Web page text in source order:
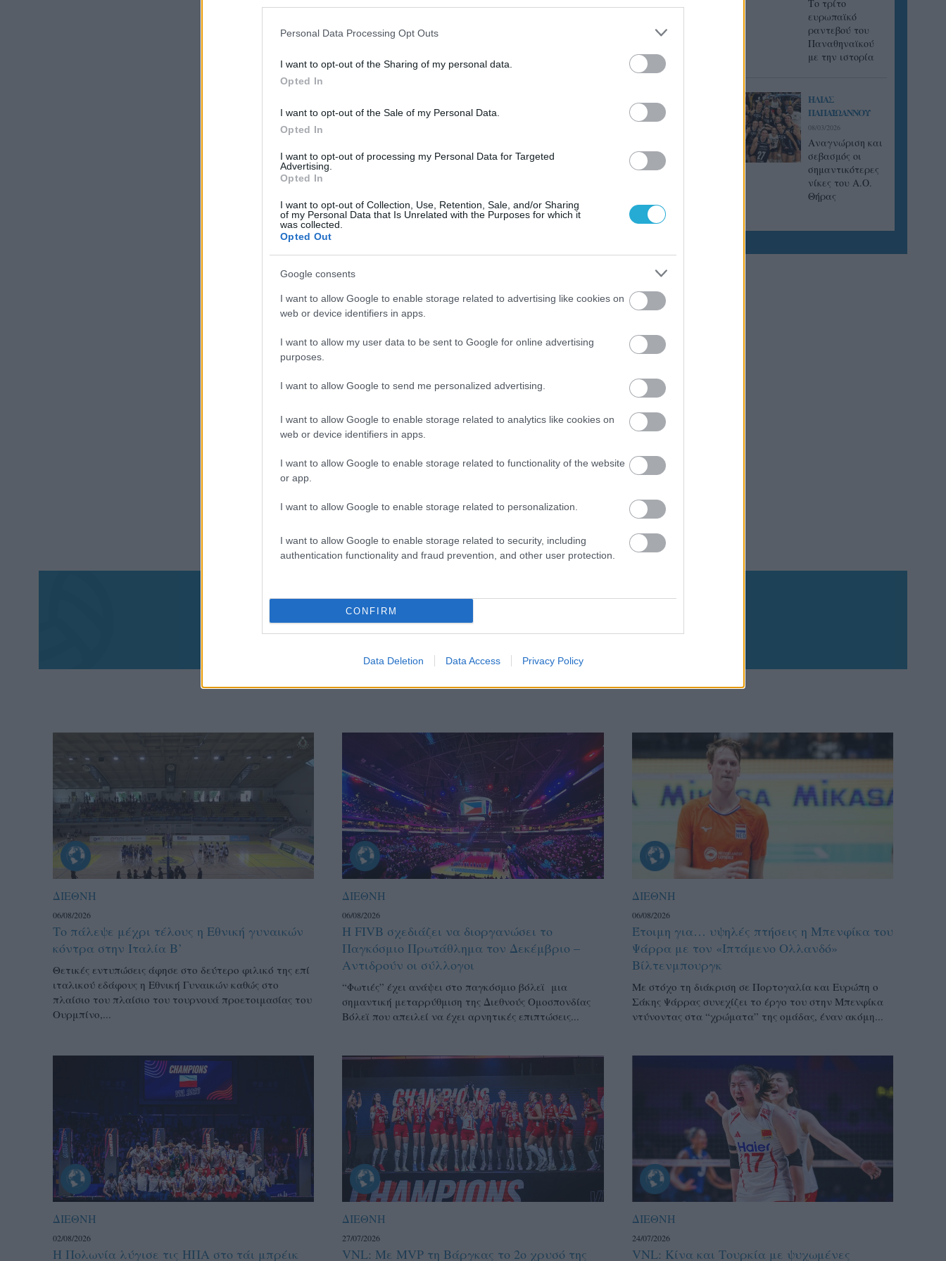
Personal Data Processing Opt Outs
I want to opt-out of the Sharing of my personal data.
Opted In
I want to opt-out of the Sale of my Personal Data.
Opted In
I want to opt-out of processing my Personal Data for Targeted
Advertising.
Opted In
I want to opt-out of Collection, Use, Retention, Sale, and/or Sharing
of my Personal Data that Is Unrelated with the Purposes for which it
was collected.
Opted Out
Google consents
I want to allow Google to enable storage related to advertising like cookies on
web or device identifiers in apps.
I want to allow my user data to be sent to Google for online advertising
purposes.
I want to allow Google to send me personalized advertising.
I want to allow Google to enable storage related to analytics like cookies on
web or device identifiers in apps.
I want to allow Google to enable storage related to functionality of the website
or app.
I want to allow Google to enable storage related to personalization.
I want to allow Google to enable storage related to security, including
authentication functionality and fraud prevention, and other user protection.
CONFIRM
Data Deletion Data Access Privacy Policy
Tο τρίτο
ευρωπαϊκό
ραντεβού του
Παναθηναϊκού
με την ιστορία
ΗΛΙΑΣ
ΠΑΠΑΪΩΑΝΝΟΥ
08/03/2026
Αναγνώριση και
σεβασμός οι
σημαντικότερες
νίκες του Α.Ο.
Θήρας
Aκολουθήστε μας
παντού…
ΔΙΕΘΝΗ
06/08/2026
Το πάλεψε μέχρι τέλους η Εθνική γυναικών
κόντρα στην Ιταλία Β’
Θετικές εντυπώσεις άφησε στο δεύτερο φιλικό της επί
ιταλικού εδάφους η Εθνική Γυναικών καθώς στο
πλαίσιο του πλαίσιο του τουρνουά προετοιμασίας του
Ουρμπίνο,...
ΔΙΕΘΝΗ
06/08/2026
Η FIVB σχεδιάζει να διοργανώσει το
Παγκόσμιο Πρωτάθλημα τον Δεκέμβριο –
Αντιδρούν οι σύλλογοι
“Φωτιές” έχει ανάψει στο παγκόσμιο βόλεϊ μια
σημαντική μεταρρύθμιση της Διεθνούς Ομοσπονδίας
Βόλεϊ που απειλεί να έχει αρνητικές επιπτώσεις...
ΔΙΕΘΝΗ
06/08/2026
Έτοιμη για… υψηλές πτήσεις η Μπενφίκα του
Ψάρρα με τον «Ιπτάμενο Ολλανδό»
Βίλτενμπουργκ
Mε στόχο τη διάκριση σε Πορτογαλία και Ευρώπη ο
Σάκης Ψάρρας συνεχίζει το έργο του στην Μπενφίκα
ντύνοντας στα “χρώματα” της ομάδας, έναν ακόμη...
ΔΙΕΘΝΗ
02/08/2026
Η Πολωνία λύγισε τις ΗΠΑ στο τάι μπρέικ
ΔΙΕΘΝΗ
27/07/2026
VNL: Με MVP τη Βάργκας το 2ο χρυσό της
ΔΙΕΘΝΗ
24/07/2026
VNL: Κίνα και Τουρκία με ψυχωμένες